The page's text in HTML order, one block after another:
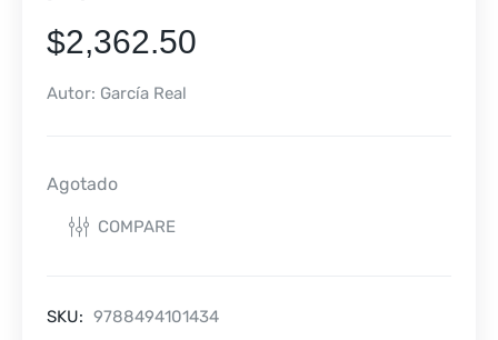
$2,362.50
Autor: García Real
Agotado
COMPARE
SKU: 9788494101434